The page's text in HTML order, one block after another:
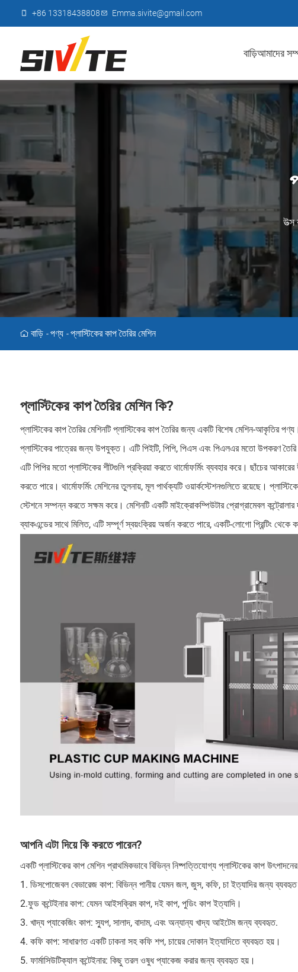
+86 13318438808 Emma.sivite@gmail.com
বাড়িআমাদের
বাড়ি - পণ্য - প্লাস্টিকের কাপ তৈরির মেশিন
প্লাস্টিকের কাপ তৈরির মেশিন কি?
প্লাস্টিকের কাপ তৈরির মেশিনটি প্লাস্টিকের কাপ তৈরির জন্য একটি বিশেষ মেশিন-
প্লাস্টিকের পাত্রের জন্য উপযুক্ত। এটি পিইটি, পিপি, পিএস এবং পিএলএর মতো উপকরণ তৈরি
এটি পিপির মতো প্লাস্টিকের শীটগুলি প্রক্রিয়া করতে থার্মোফর্মিং ব্যবহার করে। ছাঁচের
করতে পারে। থার্মোফর্মিং মেশিনের তুলনায়, মূল পার্থক্যটি ওয়ার্কস্টেশনগুলিতে রয়েছে।
স্টেশনে সম্পন্ন করতে সক্ষম করে। মেশিনটি একটি মাইক্রোকম্পিউটার প্রোগ্রামেবল
ব্যাকএন্ডের সাথে মিলিত, এটি সম্পূর্ণ স্বয়ংক্রিয় অর্জন করতে পারে, একটি-লোগো প্রিন্টিং
আপনি এটা দিয়ে কি করতে পারেন?
একটি প্লাস্টিকের কাপ মেশিন প্রাথমিকভাবে বিভিন্ন নিষ্পত্তিযোগ্য প্লাস্টিকের কাপ
1. ডিসপোজেবল বেভারেজ কাপ: বিভিন্ন পানীয় যেমন জল, জুস, কফি, চা ইত্যাদির জন্য
2.ফুড কন্টেইনার কাপ: যেমন আইসক্রিম কাপ, দই কাপ, পুডিং কাপ ইত্যাদি।
3. খাদ্য প্যাকেজিং কাপ: স্যুপ, সালাদ, বাদাম, এবং অন্যান্য খাদ্য আইটেম জন্য ব্যবহৃত.
4. কফি কাপ: সাধারণত একটি ঢাকনা সহ কফি শপ, চায়ের দোকান ইত্যাদিতে ব্যবহৃত হয়।
5. ফার্মাসিউটিক্যাল কন্টেইনার: কিছু তরল ওষুধ প্যাকেজ করার জন্য ব্যবহৃত হয়।